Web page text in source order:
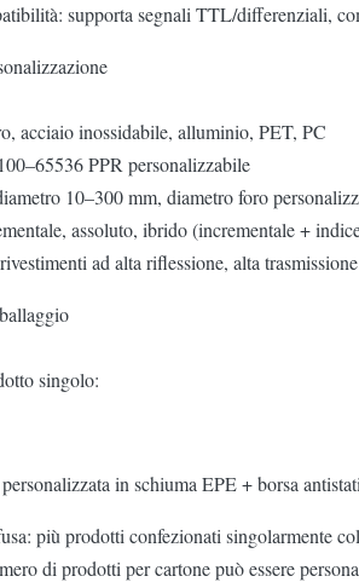
supporta segnali TTL/differenziali,
acciaio inossidabile, alluminio, PET, PC
PPR personalizzabile
10–300 mm, diametro foro
assoluto, ibrido (incrementale +
ad alta riflessione, alta
singolo:
in schiuma EPE + borsa
più prodotti confezionati singolarmente
di prodotti per cartone può essere